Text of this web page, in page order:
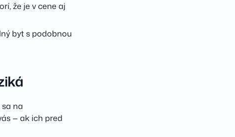
že je v cene aj
byt s podobnou
na
— ak ich pred